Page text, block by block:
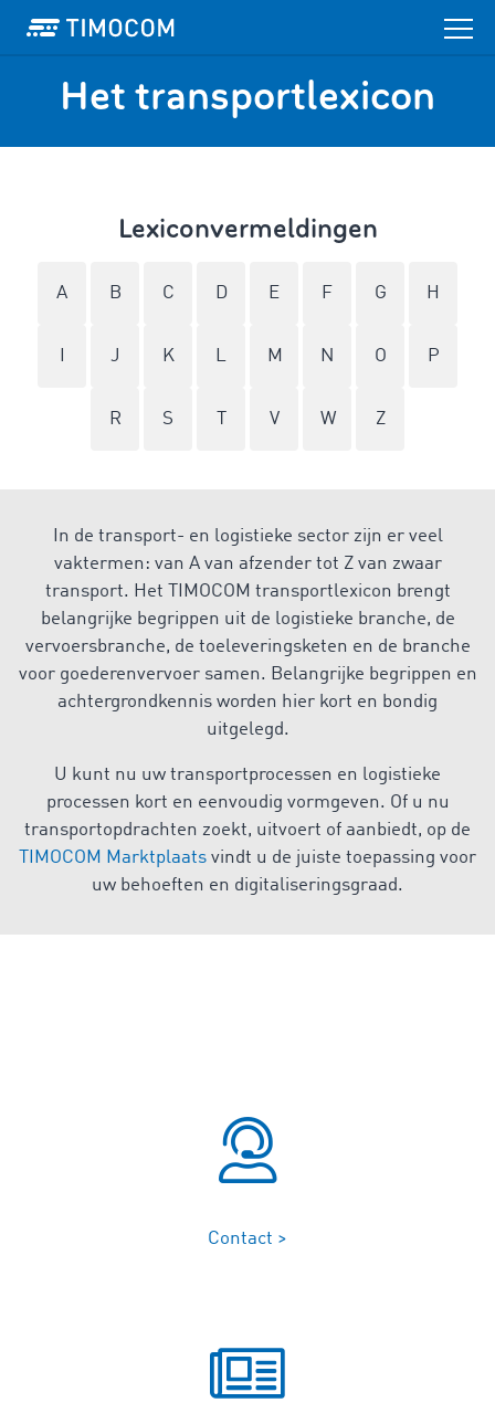
Het transportlexicon
Lexiconvermeldingen
A B C D E F G H
J K L M N O P
R S V W Z
In de transport- en logistieke sector zijn er veel
vaktermen: van A van afzender tot Z van zwaar
transport. Het TIMOCOM transportlexicon brengt
belangrijke begrippen uit de logistieke branche, de
vervoersbranche, de toeleveringsketen en de branche
voor goederenvervoer samen. Belangrijke begrippen en
achtergrondkennis worden hier kort en bondig
uitgelegd.
U kunt nu uw transportprocessen en logistieke
processen kort en eenvoudig vormgeven. Of u nu
transportopdrachten zoekt, uitvoert of aanbiedt, op de
TIMOCOM Marktplaats vindt u de juiste toepassing voor
uw behoeften en digitaliseringsgraad.
Contact >